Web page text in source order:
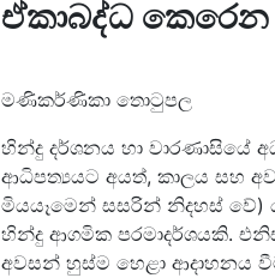
ඒකාබද්ධ
මණිකර්ණිකා තොටුපල
හින්දු දර්ශනය හා වාරණාසියේ
ආධිපත්‍යයට අයත්, කාලය සහ
මියයෑමෙන් සසරින් නිදහස් වේ)
හින්දු ආගමික පරමාදර්ශයකි.
අවසන් හුස්ම හෙළා ආදාහනය